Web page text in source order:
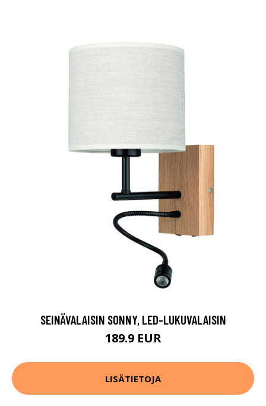
SEINÄVALAISIN SONNY, LED-LUKUVALAISIN
189.9 EUR
LISÄTIETOJA